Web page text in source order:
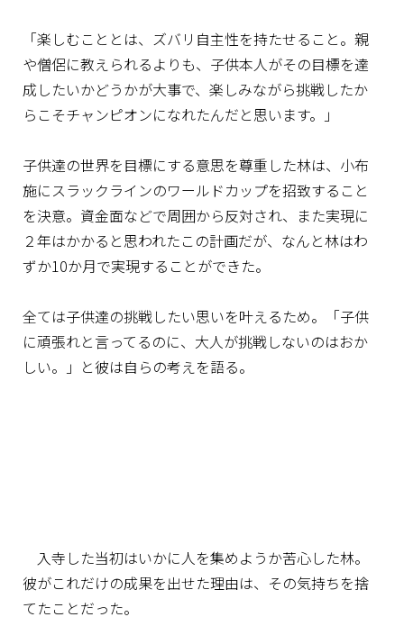
「楽しむこととは、ズバリ自主性を持たせること。親
や僧侶に教えられるよりも、子供本人がその目標を達
成したいかどうかが大事で、楽しみながら挑戦したか
らこそチャンピオンになれたんだと思います。」
子供達の世界を目標にする意思を尊重した林は、小布
施にスラックラインのワールドカップを招致すること
を決意。資金面などで周囲から反対され、また実現に
２年はかかると思われたこの計画だが、なんと林はわ
ずか10か月で実現することができた。
全ては子供達の挑戦したい思いを叶えるため。「子供
に頑張れと言ってるのに、大人が挑戦しないのはおか
しい。」と彼は自らの考えを語る。
入寺した当初はいかに人を集めようか苦心した林。
彼がこれだけの成果を出せた理由は、その気持ちを捨
てたことだった。